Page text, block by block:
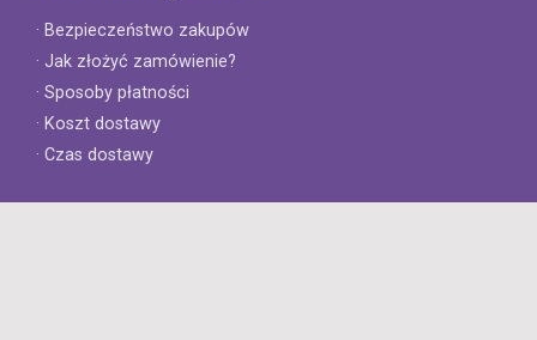
· Bezpieczeństwo zakupów
· Jak złożyć zamówienie?
· Sposoby płatności
· Koszt dostawy
· Czas dostawy